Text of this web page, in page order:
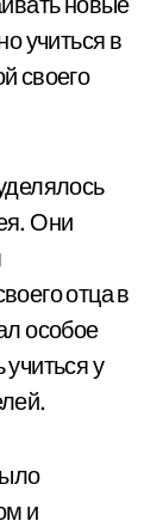
учиться в
своего
Они
отца в
особое
у
и